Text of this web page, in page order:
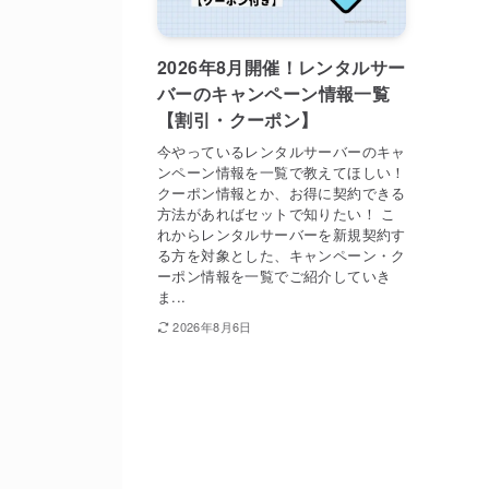
2026年8月開催！レンタルサー
バーのキャンペーン情報一覧
【割引・クーポン】
今やっているレンタルサーバーのキャ
ンペーン情報を一覧で教えてほしい！
クーポン情報とか、お得に契約できる
方法があればセットで知りたい！ こ
れからレンタルサーバーを新規契約す
る方を対象とした、キャンペーン・ク
ーポン情報を一覧でご紹介していき
ま...
2026年8月6日